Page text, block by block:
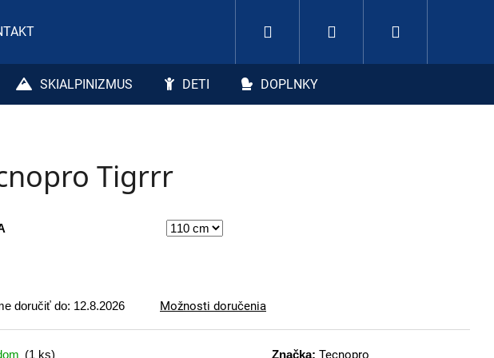
Prihlásenie
SKIALPINIZMUS DETI DOPLNKY
Tigrrr
doručiť do: 12.8.2026 Možnosti doručenia
(1 ks) Značka:Tecnopro